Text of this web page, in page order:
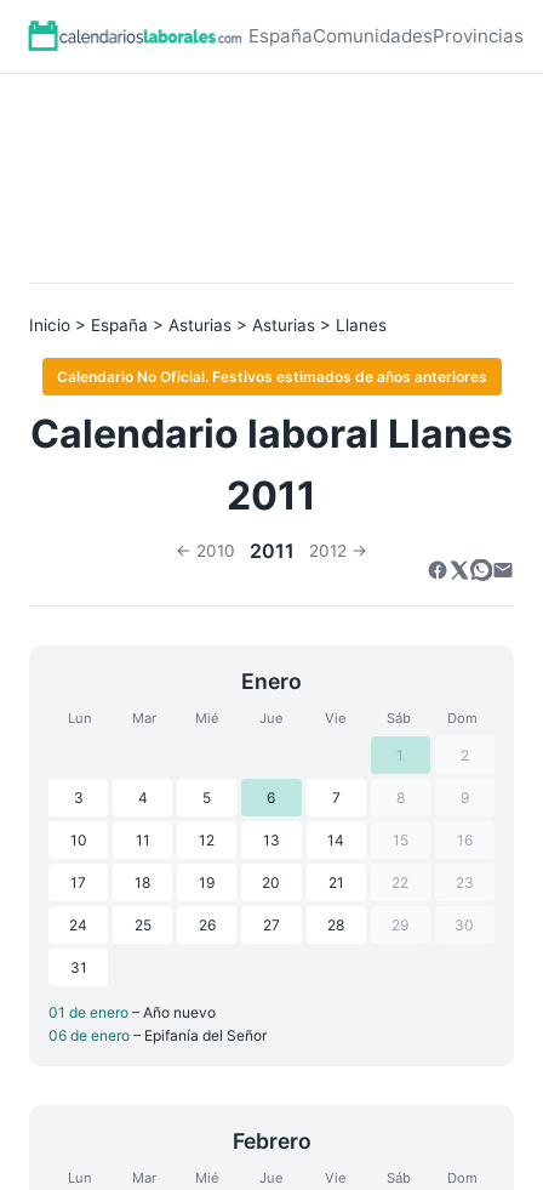
EspañaComunidadesProvincias
Inicio > España > Asturias > Asturias > Llanes
Calendario No Oficial. Festivos estimados de años anteriores
Calendario laboral Llanes
2011
← 2010 2011 2012 →
Enero
Lun Mar Mié Jue Vie Sáb Dom
1 2
3 4 5 6 7 8 9
10 11 12 13 14 15 16
17 18 19 20 21 22 23
24 25 26 27 28 29 30
31
01 de enero – Año nuevo
06 de enero – Epifanía del Señor
Febrero
Lun Mar Mié Jue Vie Sáb Dom